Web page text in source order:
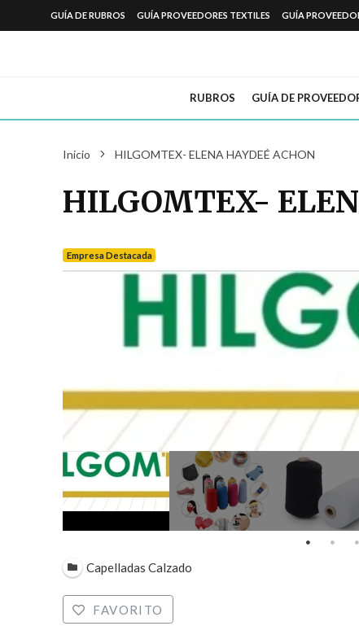
GUÍA DE RUBROS GUÍA PROVEEDORES TEXTILES GUÍA
RUBROS GUÍA DE
Inicio HILGOMTEX- ELENA HAYDEÉ ACHON
HILGOMTEX-
Empresa Destacada
Capelladas Calzado
FAVORITO